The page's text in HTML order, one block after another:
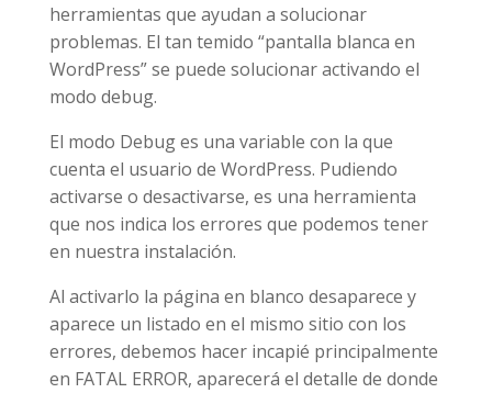
herramientas que ayudan a solucionar
problemas. El tan temido “pantalla blanca en
WordPress” se puede solucionar activando el
modo debug.
El modo Debug es una variable con la que
cuenta el usuario de WordPress. Pudiendo
activarse o desactivarse, es una herramienta
que nos indica los errores que podemos tener
en nuestra instalación.
Al activarlo la página en blanco desaparece y
aparece un listado en el mismo sitio con los
errores, debemos hacer incapié principalmente
en FATAL ERROR, aparecerá el detalle de donde